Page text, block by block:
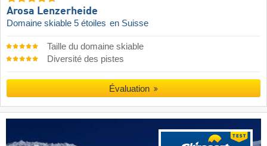
Arosa Lenzerheide
Domaine skiable 5 étoiles en Suisse
Taille du domaine skiable
Diversité des pistes
Évaluation